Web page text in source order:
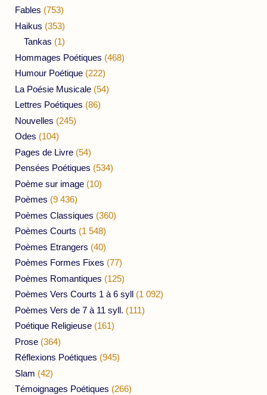
Fables (753)
Haikus (353)
Tankas (1)
Hommages Poétiques (468)
Humour Poétique (222)
La Poésie Musicale (54)
Lettres Poétiques (86)
Nouvelles (245)
Odes (104)
Pages de Livre (54)
Pensées Poétiques (534)
Poème sur image (10)
Poèmes (9 436)
Poèmes Classiques (360)
Poèmes Courts (1 548)
Poèmes Etrangers (40)
Poèmes Formes Fixes (77)
Poèmes Romantiques (125)
Poèmes Vers Courts 1 à 6 syll (1 092)
Poèmes Vers de 7 à 11 syll. (111)
Poétique Religieuse (161)
Prose (364)
Réflexions Poétiques (945)
Slam (42)
Témoignages Poétiques (266)